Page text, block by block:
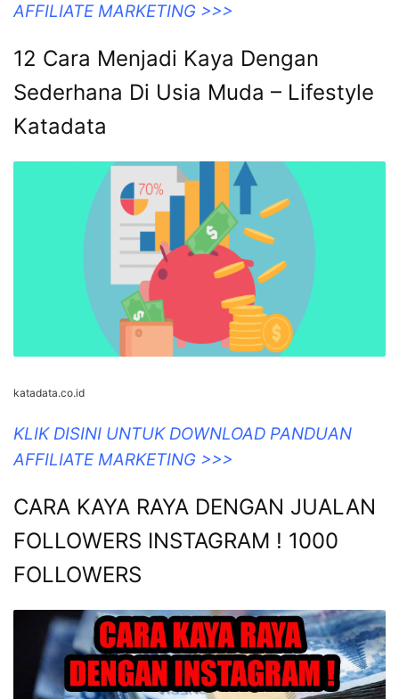
AFFILIATE MARKETING >>>
12 Cara Menjadi Kaya Dengan
Sederhana Di Usia Muda – Lifestyle
Katadata
katadata.co.id
KLIK DISINI UNTUK DOWNLOAD PANDUAN
AFFILIATE MARKETING >>>
CARA KAYA RAYA DENGAN JUALAN
FOLLOWERS INSTAGRAM ! 1000
FOLLOWERS